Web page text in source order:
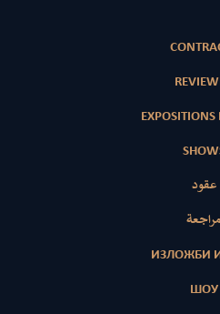
EXPOSITIONS
عقود
مراجعة
ИЗЛОЖБИ
ШОУ